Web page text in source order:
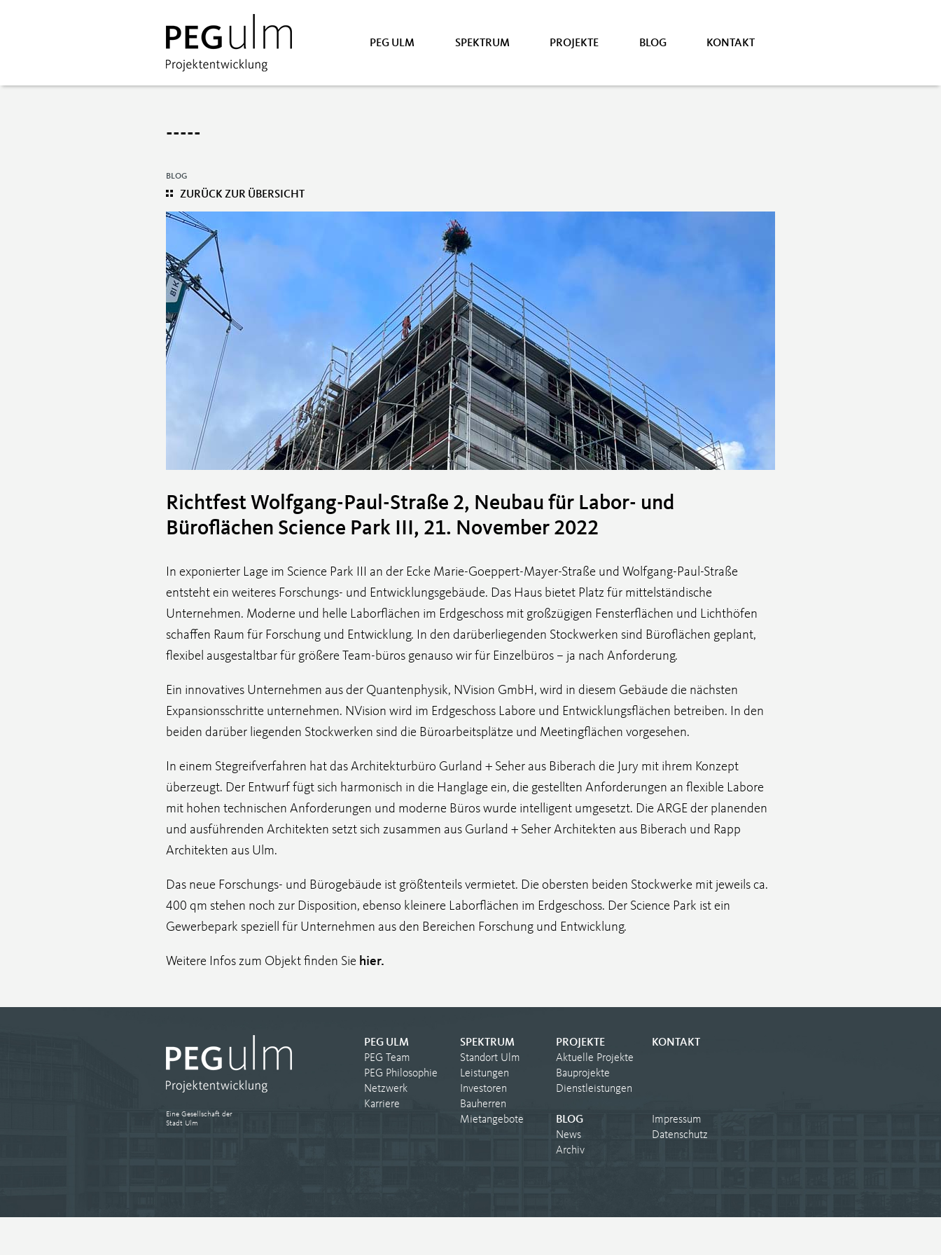
PEG ULM SPEKTRUM PROJEKTE BLOG KONTAKT
-----
BLOG
ZURÜCK ZUR ÜBERSICHT
Richtfest Wolfgang-Paul-Straße 2, Neubau für Labor- und
Büroflächen Science Park III, 21. November 2022
In exponierter Lage im Science Park III an der Ecke Marie-Goeppert-Mayer-Straße und Wolfgang-Paul-Straße
entsteht ein weiteres Forschungs- und Entwicklungsgebäude. Das Haus bietet Platz für mittelständische
Unternehmen. Moderne und helle Laborflächen im Erdgeschoss mit großzügigen Fensterflächen und Lichthöfen
schaffen Raum für Forschung und Entwicklung. In den darüberliegenden Stockwerken sind Büroflächen geplant,
flexibel ausgestaltbar für größere Team-büros genauso wir für Einzelbüros – ja nach Anforderung.
Ein innovatives Unternehmen aus der Quantenphysik, NVision GmbH, wird in diesem Gebäude die nächsten
Expansionsschritte unternehmen. NVision wird im Erdgeschoss Labore und Entwicklungsflächen betreiben. In den
beiden darüber liegenden Stockwerken sind die Büroarbeitsplätze und Meetingflächen vorgesehen.
In einem Stegreifverfahren hat das Architekturbüro Gurland + Seher aus Biberach die Jury mit ihrem Konzept
überzeugt. Der Entwurf fügt sich harmonisch in die Hanglage ein, die gestellten Anforderungen an flexible Labore
mit hohen technischen Anforderungen und moderne Büros wurde intelligent umgesetzt. Die ARGE der planenden
und ausführenden Architekten setzt sich zusammen aus Gurland + Seher Architekten aus Biberach und Rapp
Architekten aus Ulm.
Das neue Forschungs- und Bürogebäude ist größtenteils vermietet. Die obersten beiden Stockwerke mit jeweils ca.
400 qm stehen noch zur Disposition, ebenso kleinere Laborflächen im Erdgeschoss. Der Science Park ist ein
Gewerbepark speziell für Unternehmen aus den Bereichen Forschung und Entwicklung.
Weitere Infos zum Objekt finden Sie hier.
Eine Gesellschaft der
Stadt Ulm
PEG ULM
PEG Team
PEG Philosophie
Netzwerk
Karriere
SPEKTRUM
Standort Ulm
Leistungen
Investoren
Bauherren
Mietangebote
PROJEKTE
Aktuelle Projekte
Bauprojekte
Dienstleistungen
KONTAKT
Impressum
Datenschutz
BLOG
News
Archiv